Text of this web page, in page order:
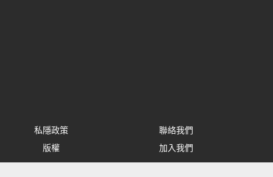
私隱政策
聯絡我們
版權
加入我們